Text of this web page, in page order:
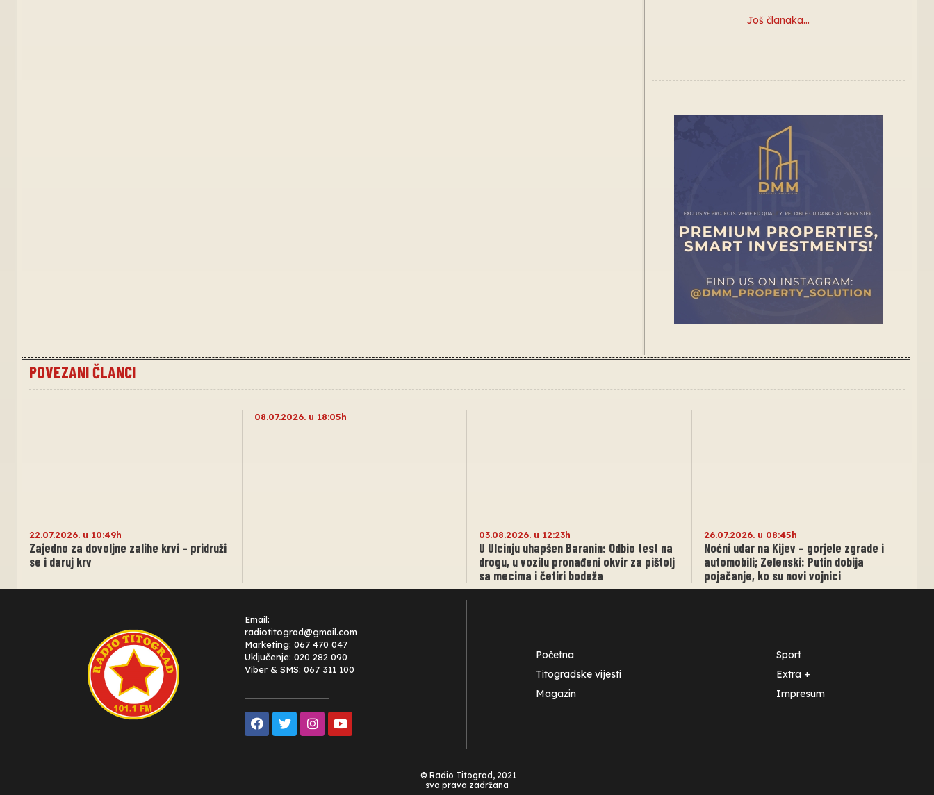
Još članaka…
POVEZANI ČLANCI
22.07.2026. u 10:49h
Zajedno za dovoljne zalihe krvi – pridruži
se i daruj krv
08.07.2026. u 18:05h
03.08.2026. u 12:23h
U Ulcinju uhapšen Baranin: Odbio test na
drogu, u vozilu pronađeni okvir za pištolj
sa mecima i četiri bodeža
26.07.2026. u 08:45h
Noćni udar na Kijev – gorjele zgrade i
automobili; Zelenski: Putin dobija
pojačanje, ko su novi vojnici
Email:
radiotitograd@gmail.com
Marketing: 067 470 047
Uključenje: 020 282 090
Viber & SMS: 067 311 100
Početna
Titogradske vijesti
Magazin
Sport
Extra +
Impresum
© Radio Titograd, 2021
sva prava zadržana